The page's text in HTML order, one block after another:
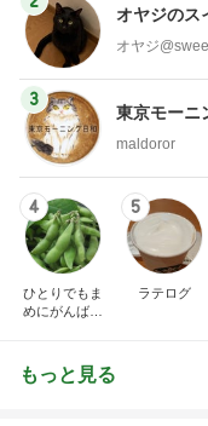
オヤジのス
オヤジ
3
東京モーニ
maldoror
4
ひとりでもま
めにがんばる
5
ラテログ
もっと見る